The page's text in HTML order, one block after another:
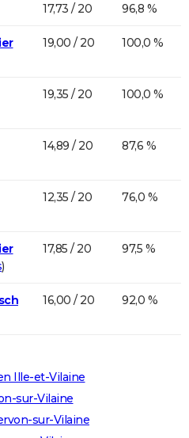
17,73 / 20 96,8 %
19,00 / 20 100,0 %
19,35 / 20 100,0 %
14,89 / 20 87,6 %
12,35 / 20 76,0 %
)
17,85 / 20 97,5 %
16,00 / 20 92,0 %
Ille-et-Vilaine
sur-Vilaine
sur-Vilaine